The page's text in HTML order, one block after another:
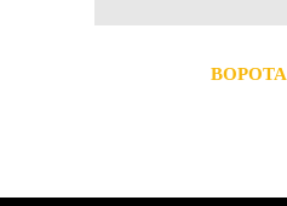
ВОРОТА